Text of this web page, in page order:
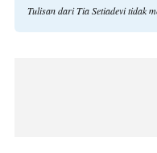
Tulisan dari Tia Setiadevi tidak